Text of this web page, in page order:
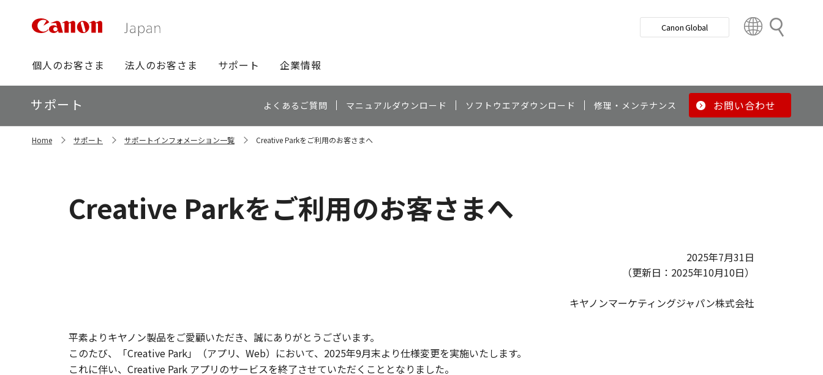
検
グ
ロ
ー
バ
ビ
個人のお客さま 法人のお客さま サポート 企業情報
Canon Global
t
y
ロ
ー
カ
ル
サポート よくあるご質問 マニュアルダウンロード ソフトウエアダウンロード 修理・メンテナンス お問い合わせ
Home サポート サポートインフォメーション一覧 Creative Parkをご利用のお客さまへ
Creative Parkをご利用のお客さまへ
2025年7月31日
（更新日：2025年10月10日）
キヤノンマーケティングジャパン株式会社
平素よりキヤノン製品をご愛顧いただき、誠にありがとうございます。
このたび、「Creative Park」（アプリ、Web）において、2025年9月末より仕様変更を実施いたします。
これに伴い、Creative Park アプリのサービスを終了させていただくこととなりました。